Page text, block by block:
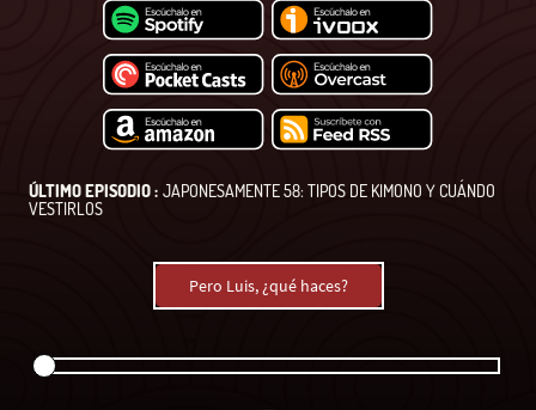
ÚLTIMO EPISODIO : JAPONESAMENTE 58: TIPOS DE KIMONO Y CUÁNDO
VESTIRLOS
Pero Luis, ¿qué haces?